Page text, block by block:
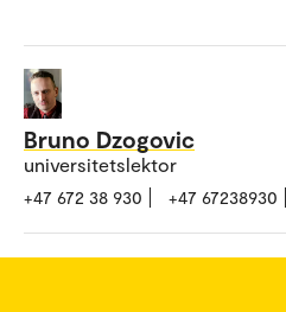
Bruno Dzogovic
universitetslektor
+47 672 38 930 +47 67238930